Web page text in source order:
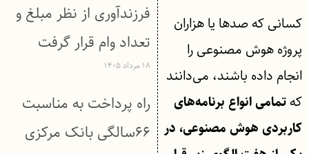
کسانی که صدها یا هزاران
پروژه هوش مصنوعی را
انجام داده باشند، می‌دانند
کهتمامی انواع برنامه‌های
کاربردی هوش مصنوعی، در
فرزندآوری از نظر مبلغ و
تعداد وام قرار گرفت
۱۸ مرداد ۱۴۰۵
راه پرداخت به مناسبت
۶۶سالگی بانک مرکزی